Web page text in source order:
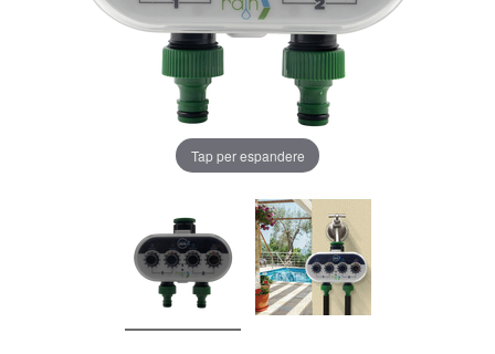
Tap per espandere